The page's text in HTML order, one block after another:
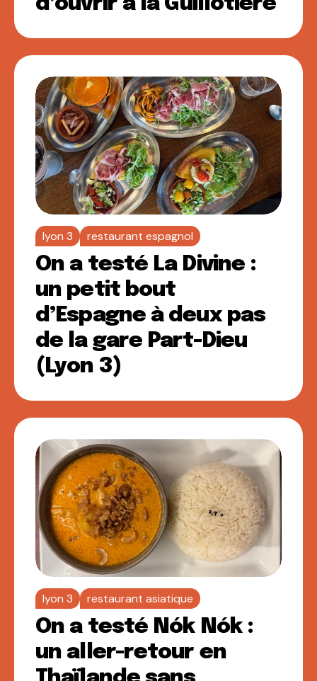
lyon 3 restaurant espagnol
On a testé La Divine :
un petit bout
d’Espagne à deux pas
de la gare Part-Dieu
(Lyon 3)
lyon 3 restaurant asiatique
On a testé Nók Nók :
un aller-retour en